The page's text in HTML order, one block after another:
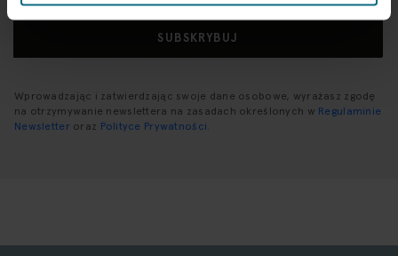
newsletter:
SUBSKRYBUJ
Wprowadzając i zatwierdzając swoje dane osobowe, wyrażasz zgodę
na otrzymywanie newslettera na zasadach określonych w Regulaminie
Newsletter oraz Polityce Prywatności.